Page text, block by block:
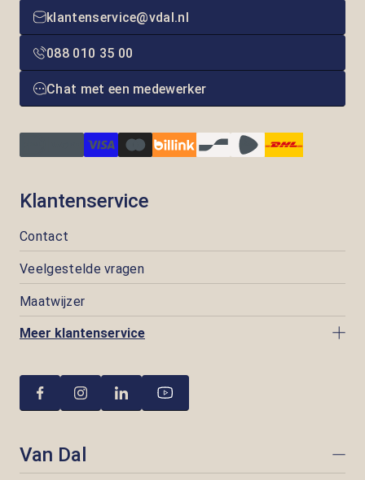
klantenservice@vdal.nl
088 010 35 00
Chat met een medewerker
Klantenservice
Contact
Veelgestelde vragen
Maatwijzer
Meer klantenservice
Van Dal